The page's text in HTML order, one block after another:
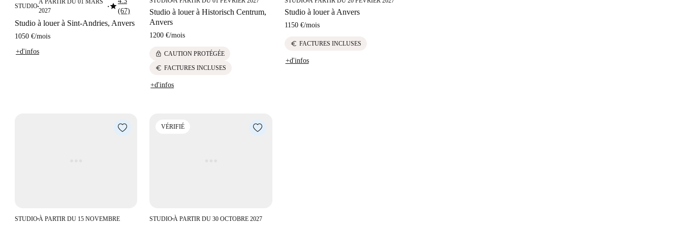
STUDIO■
À PARTIR DU 01 MARS
2027
■star(67)
Studio à louer à Sint-Andries, Anvers
1050 €/mois
+d'infos
■
Studio à louer à Historisch Centrum,
Anvers
1200 €/mois
lock CAUTION PROTÉGÉE
euro FACTURES INCLUSES
+d'infos
■
Studio à louer à Anvers
1150 €/mois
euro FACTURES INCLUSES
+d'infos
STUDIO■À PARTIR DU 15 NOVEMBRE
VÉRIFIÉ
STUDIO■À PARTIR DU 30 OCTOBRE 2027